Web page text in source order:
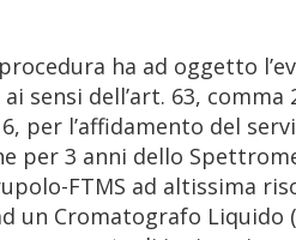
ha ad oggetto
sensi dell’art. 63, comma
per l’affidamento del
per 3 anni dello
FTMS ad altissima
un Cromatografo Liquido